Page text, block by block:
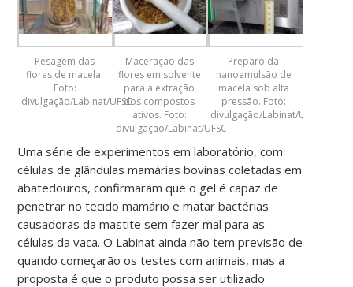
Pesagem das
flores de macela.
Foto:
divulgação/Labinat/UFSC
Maceração das
flores em solvente
para a extração
dos compostos
ativos. Foto:
divulgação/Labinat/UFSC
Preparo da
nanoemulsão de
macela sob alta
pressão. Foto:
divulgação/Labinat/UFSC
Uma série de experimentos em laboratório, com
células de glândulas mamárias bovinas coletadas em
abatedouros, confirmaram que o gel é capaz de
penetrar no tecido mamário e matar bactérias
causadoras da mastite sem fazer mal para as
células da vaca. O Labinat ainda não tem previsão de
quando começarão os testes com animais, mas a
proposta é que o produto possa ser utilizado